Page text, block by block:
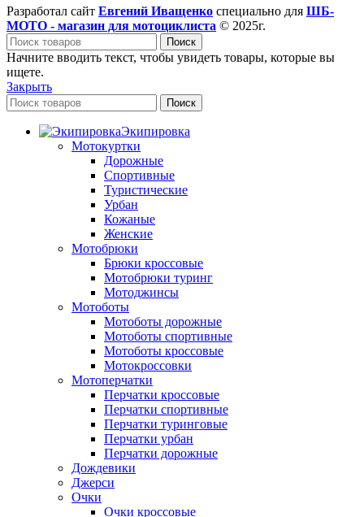
Разработал сайт Евгений Иващенко специально для ШБ-
МОТО - магазин для мотоциклиста © 2025г.
Поиск
Начните вводить текст, чтобы увидеть товары, которые вы
ищете.
Закрыть
Поиск
Экипировка
Мотокуртки
Дорожные
Спортивные
Туристические
Урбан
Кожаные
Женские
Мотобрюки
Брюки кроссовые
Мотобрюки туринг
Мотоджинсы
Мотоботы
Мотоботы дорожные
Мотоботы спортивные
Мотоботы кроссовые
Мотокроссовки
Мотоперчатки
Перчатки кроссовые
Перчатки спортивные
Перчатки туринговые
Перчатки урбан
Перчатки дорожные
Дождевики
Джерси
Очки
Очки кроссовые